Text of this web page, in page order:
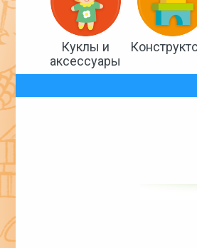
Куклы и
аксессуары